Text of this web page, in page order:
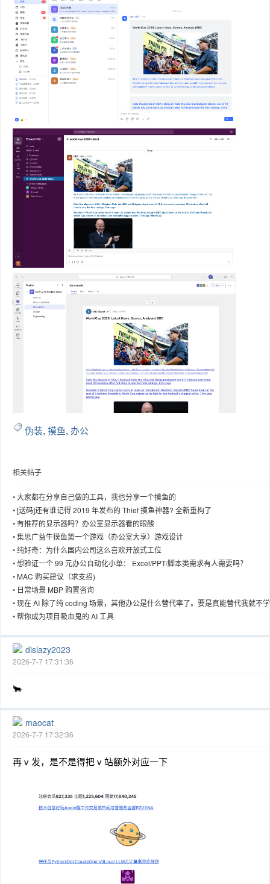
伪装, 摸鱼, 办公
相关帖子
•大家都在分享自己做的工具，我也分享一个摸鱼的
•[送码]还有谁记得 2019 年发布的 Thief 摸鱼神器? 全新重构了
•有推荐的显示器吗？办公室显示器看的眼酸
•集思广益牛摸鱼第一个游戏（办公室大享）游戏设计
•纯好奇：为什么国内公司这么喜欢开放式工位
•想验证一个 99 元办公自动化小单： Excel/PPT/脚本类需求有人需要吗？
• MAC 购买建议（求支招)
• 日常场景 MBP 购置咨询
•现在 AI 除了纯 coding 场景，其他办公是什么替代率了。要是真能替代我就不
•帮你成为项目吸血鬼的 AI 工具
dislazy2023
2026-7-7 17:31:36
🐂
maocat
2026-7-7 17:32:36
再 v 发，是不是得把 v 站额外对应一下